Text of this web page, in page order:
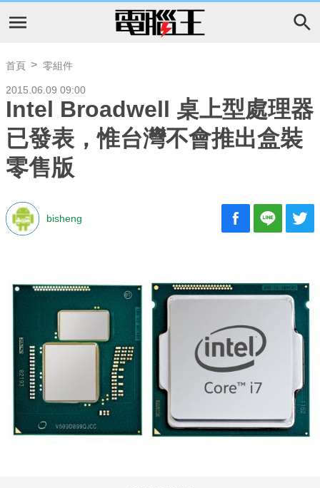
首頁 零組件
2015.06.09 09:00
Intel Broadwell 桌上型處理器
已發表，惟台灣不會推出盒裝
零售版
bisheng